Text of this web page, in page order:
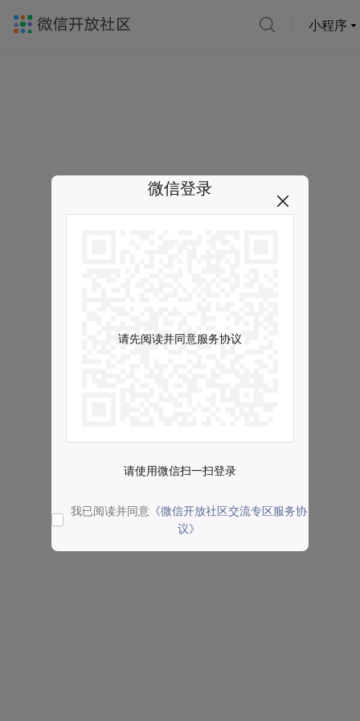
小程序
微信登录
请先阅读并同意服务协议
请使用微信扫一扫登录
我已阅读并同意 《微信开放社区交流专区服务协
议》